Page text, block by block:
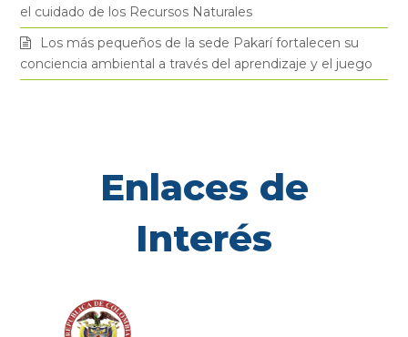
m
el cuidado de los Recursos Naturales
Los más pequeños de la sede Pakarí fortalecen su
conciencia ambiental a través del aprendizaje y el juego
Enlaces de
Interés